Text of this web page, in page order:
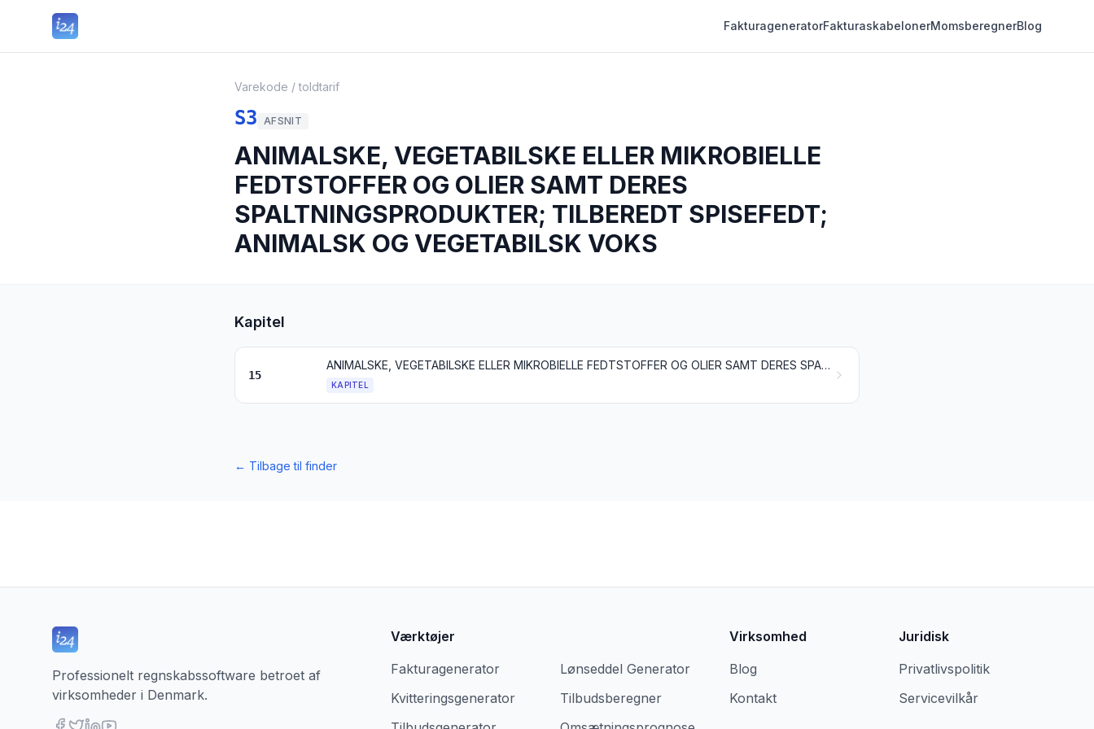
FakturageneratorFakturaskabelonerMomsberegnerBlog
Varekode / toldtarif
S3 AFSNIT
ANIMALSKE, VEGETABILSKE ELLER MIKROBIELLE
FEDTSTOFFER OG OLIER SAMT DERES
SPALTNINGSPRODUKTER; TILBEREDT SPISEFEDT;
ANIMALSK OG VEGETABILSK VOKS
Kapitel
15
ANIMALSKE, VEGETABILSKE ELLER MIKROBIELLE FEDTSTOFFER OG OLIER SAMT DERES SPALTNINGSPRODUKTER; TILBEREDT SPISEFEDT; ANIMALSK OG VEGETABILSK VOKS
KAPITEL
← Tilbage til finder
Professionelt regnskabssoftware betroet af
virksomheder i Denmark.
Værktøjer
Fakturagenerator
Kvitteringsgenerator
Lønseddel Generator
Tilbudsberegner
Virksomhed
Blog
Kontakt
Juridisk
Privatlivspolitik
Servicevilkår